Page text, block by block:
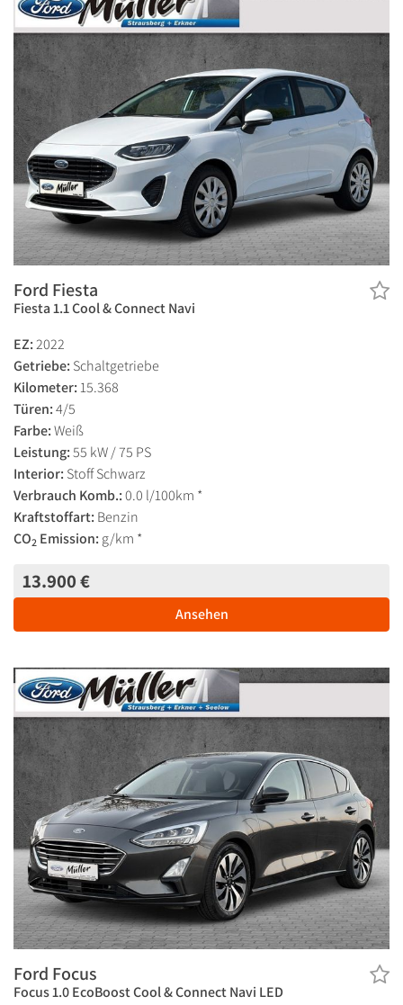
Ford Fiesta
Fiesta 1.1 Cool & Connect Navi
EZ:2022
Getriebe: Schaltgetriebe
Kilometer: 15.368
Türen:4/5
Farbe:Weiß
Leistung:55 kW / 75 PS
Interior: Stoff Schwarz
Verbrauch Komb.:0.0 l/100km *
Kraftstoffart: Benzin
CO2 Emission: g/km *
13.900 €
Ansehen
Ford Focus
Focus 1.0 EcoBoost Cool & Connect Navi LED